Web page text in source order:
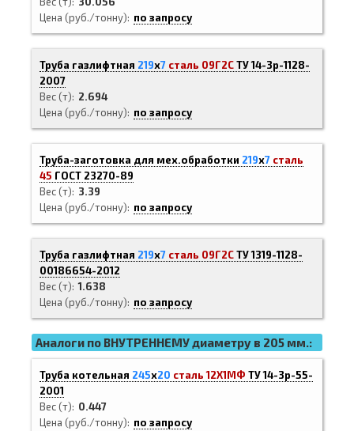
Цена (руб./тонну)
по запросу
Труба газлифтная 219х7 сталь 09Г2СТУ 14-3р-1128-
2007
Вес (т)
2.694
Цена (руб./тонну)
по запросу
Труба-заготовка для мех.обработки 219х7 сталь
45 ГОСТ 23270-89
Вес (т)
3.39
Цена (руб./тонну)
по запросу
Труба газлифтная 219х7 сталь 09Г2СТУ 1319-1128-
00186654-2012
Вес (т) 1.638
Цена (руб./тонну)
по запросу
Аналоги по ВНУТРЕННЕМУ диаметру в 205 мм.:
Труба котельная 245х20 сталь 12Х1МФ ТУ 14-3р-55-
2001
Вес (т)
0.447
Цена (руб./тонну)
по запросу